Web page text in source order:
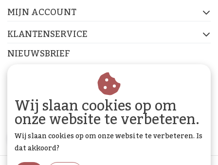
MIJN ACCOUNT
KLANTENSERVICE
NIEUWSBRIEF
Abonneer je op onze nieuwsbrief om op de hoogte te
ABONNEER
Wij slaan cookies op om
onze website te verbeteren.
Wij slaan cookies op om onze website te verbeteren. Is
dat akkoord?